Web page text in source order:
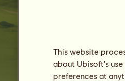
Ranking zwycięstw
Ten ranking jest
osiągnięć są zapamiętywane.
Ostatnia aktualizacja: 5
This website
about Ubisoft's
preferences at